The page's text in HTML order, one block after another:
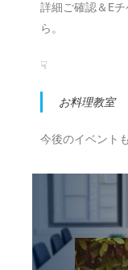
詳細ご確認＆E
ら。
☟
お料理教室
今後のイベント